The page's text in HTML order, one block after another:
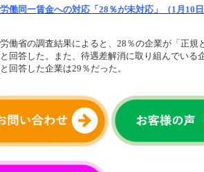
働同一賃金への対応「28％が未対応」（1月10日
働省の調査結果によると、28％の企業が「正規
回答した。また、待遇差解消に取り組んでいる
回答した企業は29％だった。